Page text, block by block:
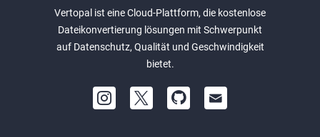
Vertopal ist eine Cloud-Plattform, die kostenlose
Dateikonvertierung lösungen mit Schwerpunkt
auf Datenschutz, Qualität und Geschwindigkeit
bietet.